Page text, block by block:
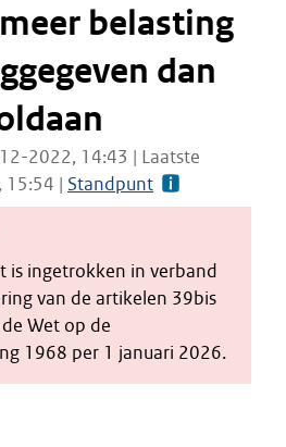
belasting
dan
2022, 14:43 | Laatste
| Standpunt
is ingetrokken in verband
van de artikelen 39bis
Wet op de
1968 per 1 januari 2026.